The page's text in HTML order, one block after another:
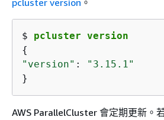
pcluster version 。
$ pcluster version
{
"version" :
"3.15.1"
}
AWS ParallelCluster 會定期更新。